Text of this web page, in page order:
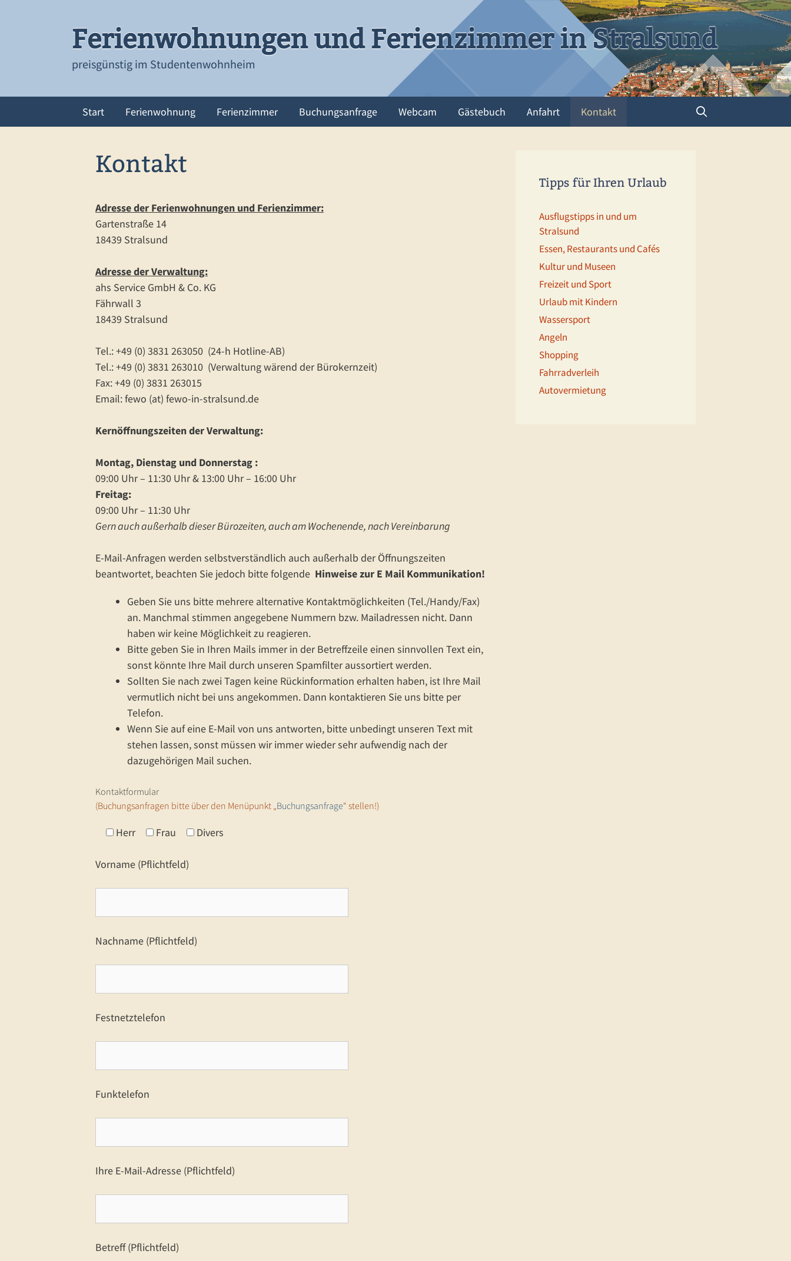
Ferienwohnungen und Ferienzimmer in Stralsund
preisgünstig im Studentenwohnheim
Start Ferienwohnung Ferienzimmer Buchungsanfrage Webcam Gästebuch Anfahrt Kontakt
Kontakt
Adresse der Ferienwohnungen und Ferienzimmer:
Gartenstraße 14
18439 Stralsund
Adresse der Verwaltung:
ahs Service GmbH & Co. KG
Fährwall 3
18439 Stralsund
Tel.: +49 (0) 3831 263050 (24-h Hotline-AB)
Tel.: +49 (0) 3831 263010 (Verwaltung wärend der Bürokernzeit)
Fax: +49 (0) 3831 263015
Email: fewo (at) fewo-in-stralsund.de
Kernöffnungszeiten der Verwaltung:
Montag, Dienstag und Donnerstag :
09:00 Uhr – 11:30 Uhr & 13:00 Uhr – 16:00 Uhr
Freitag:
09:00 Uhr – 11:30 Uhr
Gern auch außerhalb dieser Bürozeiten, auch am Wochenende, nach Vereinbarung
E-Mail-Anfragen werden selbstverständlich auch außerhalb der Öffnungszeiten
beantwortet, beachten Sie jedoch bitte folgende Hinweise zur E Mail Kommunikation!
Geben Sie uns bitte mehrere alternative Kontaktmöglichkeiten (Tel./Handy/Fax)
an. Manchmal stimmen angegebene Nummern bzw. Mailadressen nicht. Dann
haben wir keine Möglichkeit zu reagieren.
Bitte geben Sie in Ihren Mails immer in der Betreffzeile einen sinnvollen Text ein,
sonst könnte Ihre Mail durch unseren Spamfilter aussortiert werden.
Sollten Sie nach zwei Tagen keine Rückinformation erhalten haben, ist Ihre Mail
vermutlich nicht bei uns angekommen. Dann kontaktieren Sie uns bitte per
Telefon.
Wenn Sie auf eine E-Mail von uns antworten, bitte unbedingt unseren Text mit
stehen lassen, sonst müssen wir immer wieder sehr aufwendig nach der
dazugehörigen Mail suchen.
Kontaktformular
(Buchungsanfragen bitte über den Menüpunkt „Buchungsanfrage“ stellen!)
Herr Frau Divers
Vorname (Pflichtfeld)
Nachname (Pflichtfeld)
Festnetztelefon
Funktelefon
Ihre E-Mail-Adresse (Pflichtfeld)
Betreff (Pflichtfeld)
Tipps für Ihren Urlaub
Ausflugstipps in und um
Stralsund
Essen, Restaurants und Cafés
Kultur und Museen
Freizeit und Sport
Urlaub mit Kindern
Wassersport
Angeln
Shopping
Fahrradverleih
Autovermietung